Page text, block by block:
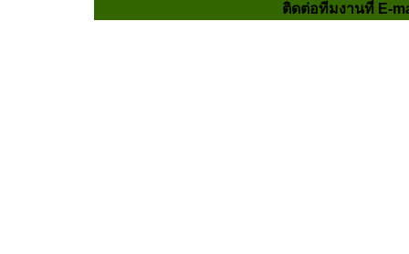
ติดต่อทีมงานที่ E-